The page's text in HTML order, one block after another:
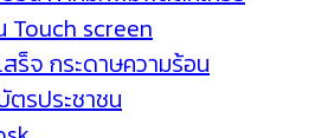
Touch screen
สร็จ กระดาษความร้อน
ตรประชาชน